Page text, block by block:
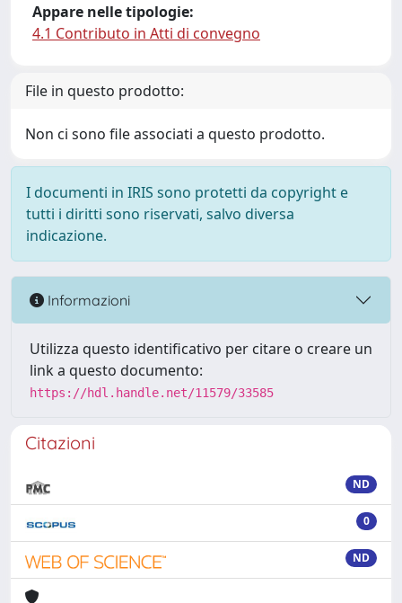
Appare nelle tipologie:
4.1 Contributo in Atti di convegno
File in questo prodotto:
Non ci sono file associati a questo prodotto.
I documenti in IRIS sono protetti da copyright e
tutti i diritti sono riservati, salvo diversa
indicazione.
Informazioni
Utilizza questo identificativo per citare o creare un
link a questo documento:
https://hdl.handle.net/11579/33585
Citazioni
ND
0
ND